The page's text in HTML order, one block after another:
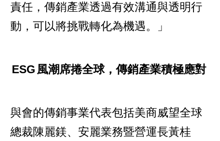
責任，傳銷產業透過有效溝通與透明行
動，可以將挑戰轉化為機遇。」
ESG 風潮席捲全球，傳銷產業積極應對
與會的傳銷事業代表包括美商威望全球
總裁陳麗鎂、安麗業務暨營運長黃桂